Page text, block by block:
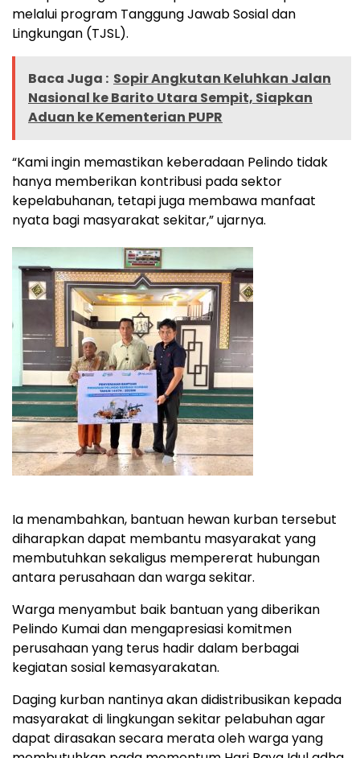
melalui program Tanggung Jawab Sosial dan
Lingkungan (TJSL).
Baca Juga : Sopir Angkutan Keluhkan Jalan
Nasional ke Barito Utara Sempit, Siapkan
Aduan ke Kementerian PUPR
“Kami ingin memastikan keberadaan Pelindo tidak
hanya memberikan kontribusi pada sektor
kepelabuhanan, tetapi juga membawa manfaat
nyata bagi masyarakat sekitar,” ujarnya.
Ia menambahkan, bantuan hewan kurban tersebut
diharapkan dapat membantu masyarakat yang
membutuhkan sekaligus mempererat hubungan
antara perusahaan dan warga sekitar.
Warga menyambut baik bantuan yang diberikan
Pelindo Kumai dan mengapresiasi komitmen
perusahaan yang terus hadir dalam berbagai
kegiatan sosial kemasyarakatan.
Daging kurban nantinya akan didistribusikan kepada
masyarakat di lingkungan sekitar pelabuhan agar
dapat dirasakan secara merata oleh warga yang